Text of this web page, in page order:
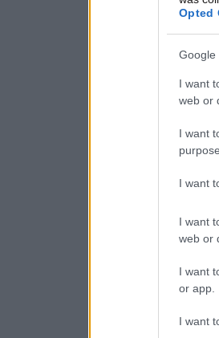
Opted
Google
I want
web or
I want
I want
I want
web or
I want
or app.
I want